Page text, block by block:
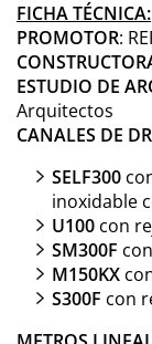
FICHA TÉCNICA:
PROMOTOR:
ESTUDIO DE
Arquitectos
CANALES DE
SELF300
inoxidable
U100 con
SM300F
M150KX
S300F con